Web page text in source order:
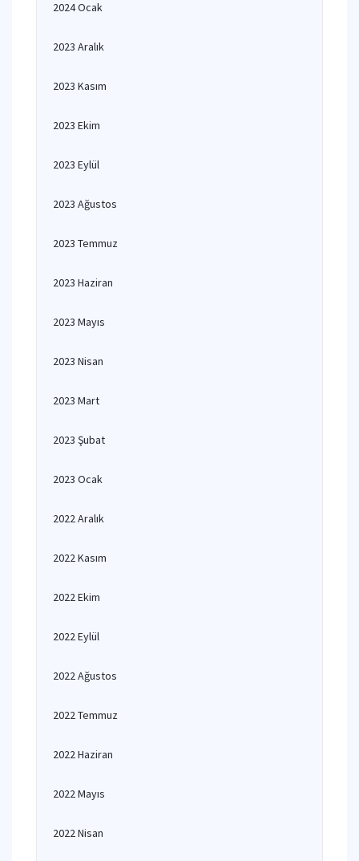
2024 Ocak
2023 Aralık
2023 Kasım
2023 Ekim
2023 Eylül
2023 Ağustos
2023 Temmuz
2023 Haziran
2023 Mayıs
2023 Nisan
2023 Mart
2023 Şubat
2023 Ocak
2022 Aralık
2022 Kasım
2022 Ekim
2022 Eylül
2022 Ağustos
2022 Temmuz
2022 Haziran
2022 Mayıs
2022 Nisan